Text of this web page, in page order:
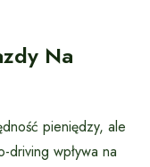
Na
pieniędzy, ale
wpływa na